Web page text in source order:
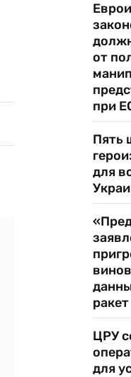
от
при
Пять
для
ЦРУ
для